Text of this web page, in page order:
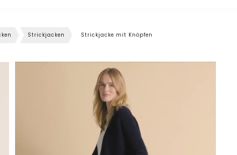
Strickjacken Strickjacke mit Knöpfen